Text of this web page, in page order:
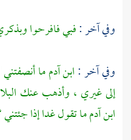
وفي آخر :فبي فافرحوا
وفي آخر :ابن آدم ما
إلى غيري ، وأذهب عنك
ابن آدم ما تقول غدا إذا